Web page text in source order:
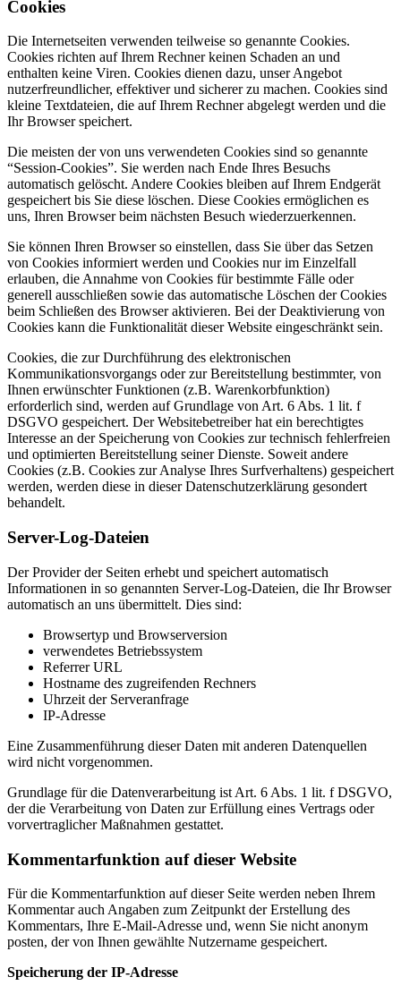
Cookies
Die Internetseiten verwenden teilweise so genannte Cookies.
Cookies richten auf Ihrem Rechner keinen Schaden an und
enthalten keine Viren. Cookies dienen dazu, unser Angebot
nutzerfreundlicher, effektiver und sicherer zu machen. Cookies sind
kleine Textdateien, die auf Ihrem Rechner abgelegt werden und die
Ihr Browser speichert.
Die meisten der von uns verwendeten Cookies sind so genannte
“Session-Cookies”. Sie werden nach Ende Ihres Besuchs
automatisch gelöscht. Andere Cookies bleiben auf Ihrem Endgerät
gespeichert bis Sie diese löschen. Diese Cookies ermöglichen es
uns, Ihren Browser beim nächsten Besuch wiederzuerkennen.
Sie können Ihren Browser so einstellen, dass Sie über das Setzen
von Cookies informiert werden und Cookies nur im Einzelfall
erlauben, die Annahme von Cookies für bestimmte Fälle oder
generell ausschließen sowie das automatische Löschen der Cookies
beim Schließen des Browser aktivieren. Bei der Deaktivierung von
Cookies kann die Funktionalität dieser Website eingeschränkt sein.
Cookies, die zur Durchführung des elektronischen
Kommunikationsvorgangs oder zur Bereitstellung bestimmter, von
Ihnen erwünschter Funktionen (z.B. Warenkorbfunktion)
erforderlich sind, werden auf Grundlage von Art. 6 Abs. 1 lit. f
DSGVO gespeichert. Der Websitebetreiber hat ein berechtigtes
Interesse an der Speicherung von Cookies zur technisch fehlerfreien
und optimierten Bereitstellung seiner Dienste. Soweit andere
Cookies (z.B. Cookies zur Analyse Ihres Surfverhaltens) gespeichert
werden, werden diese in dieser Datenschutzerklärung gesondert
behandelt.
Server-Log-Dateien
Der Provider der Seiten erhebt und speichert automatisch
Informationen in so genannten Server-Log-Dateien, die Ihr Browser
automatisch an uns übermittelt. Dies sind:
Browsertyp und Browserversion
verwendetes Betriebssystem
Referrer URL
Hostname des zugreifenden Rechners
Uhrzeit der Serveranfrage
IP-Adresse
Eine Zusammenführung dieser Daten mit anderen Datenquellen
wird nicht vorgenommen.
Grundlage für die Datenverarbeitung ist Art. 6 Abs. 1 lit. f DSGVO,
der die Verarbeitung von Daten zur Erfüllung eines Vertrags oder
vorvertraglicher Maßnahmen gestattet.
Kommentarfunktion auf dieser Website
Für die Kommentarfunktion auf dieser Seite werden neben Ihrem
Kommentar auch Angaben zum Zeitpunkt der Erstellung des
Kommentars, Ihre E-Mail-Adresse und, wenn Sie nicht anonym
posten, der von Ihnen gewählte Nutzername gespeichert.
Speicherung der IP-Adresse